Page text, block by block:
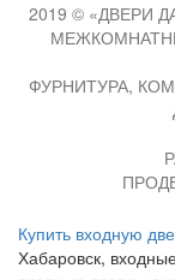
2019 © «ДВЕРИ
ФУРНИТУРА,
Купить входную
Хабаровск,